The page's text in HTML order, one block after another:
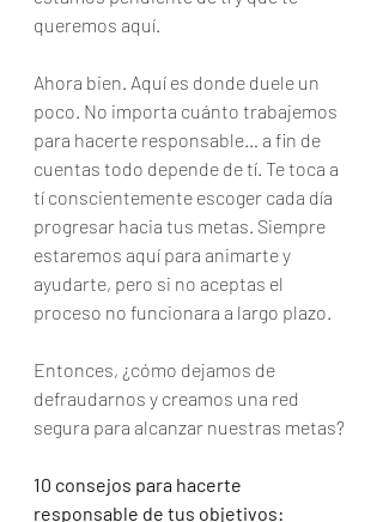
queremos aquí.
Ahora bien. Aquí es donde duele un
poco. No importa cuánto trabajemos
para hacerte responsable… a fin de
cuentas todo depende de tí. Te toca a
tí conscientemente escoger cada día
progresar hacia tus metas. Siempre
estaremos aquí para animarte y
ayudarte, pero si no aceptas el
proceso no funcionara a largo plazo.
Entonces, ¿cómo dejamos de
defraudarnos y creamos una red
segura para alcanzar nuestras metas?
10 consejos para hacerte
responsable de tus objetivos: